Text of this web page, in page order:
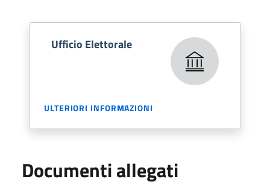
Ufficio Elettorale
ULTERIORI INFORMAZIONI
Documenti allegati